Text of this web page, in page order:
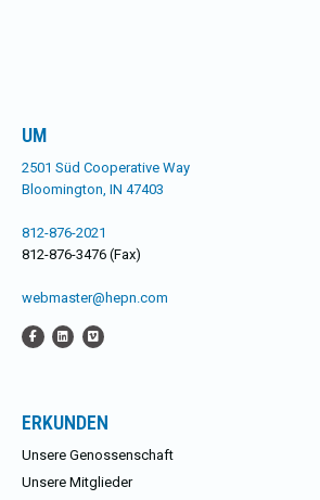
UM
2501 Süd Cooperative Way
Bloomington, IN 47403
812-876-2021
812-876-3476 (Fax)
webmaster@hepn.com
ERKUNDEN
Unsere Genossenschaft
Unsere Mitglieder